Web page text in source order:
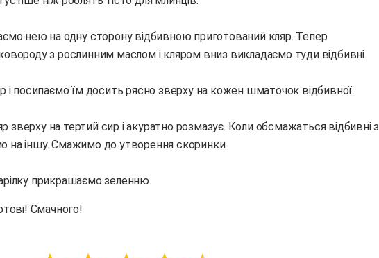
нею на одну сторону відбивною приготований кляр. Тепер
з рослинним маслом і кляром вниз викладаємо туди відбивні.
і посипаємо їм досить рясно зверху на кожен шматочок відбивної.
на тертий сир і акуратно розмазує. Коли обсмажаться відбивні з
на іншу. Смажимо до утворення скоринки.
прикрашаємо зеленню.
Смачного!